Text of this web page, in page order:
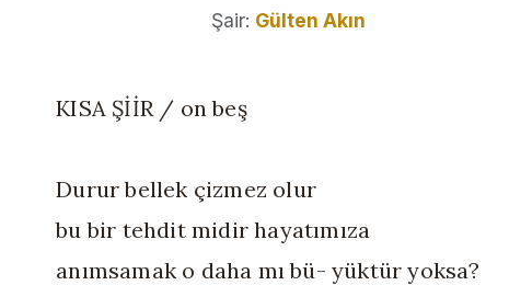
Şair: Gülten Akın
KISA ŞİİR / on beş
Durur bellek çizmez olur
bu bir tehdit midir hayatımıza
anımsamak o daha mı bü- yüktür yoksa?